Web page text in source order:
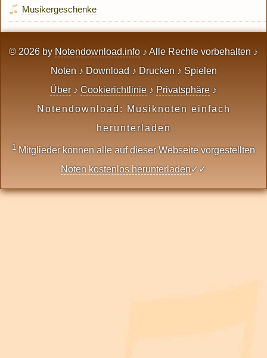
Musikergeschenke
© 2026 by Notendownload.info ♪ Alle Rechte vorbehalten ♪
Noten ♪ Download ♪ Drucken ♪ Spielen
Über ♪ Cookierichtlinie ♪ Privatsphäre ♪
Notendownload: Musiknoten einfach
herunterladen
1 Mitglieder können alle auf dieser Webseite vorgestellten
Noten kostenlos herunterladen✓✓